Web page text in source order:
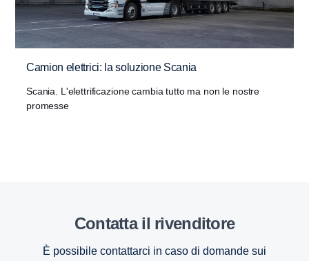
Camion elettrici: la soluzione Scania
Scania. L'elettrificazione cambia tutto ma non le nostre
promesse
Contatta il rivenditore
È possibile contattarci in caso di domande sui